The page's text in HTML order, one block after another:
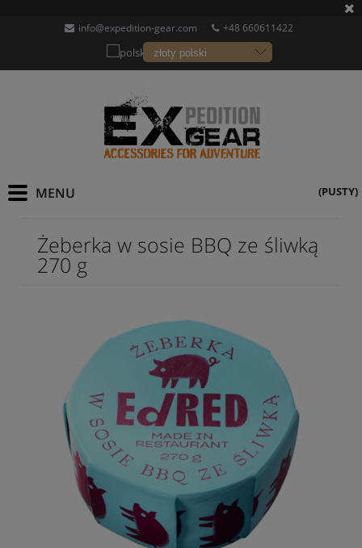
info@expedition-gear.com +48 660611422
(PUSTY)
Żeberka w sosie BBQ ze śliwką
270 g